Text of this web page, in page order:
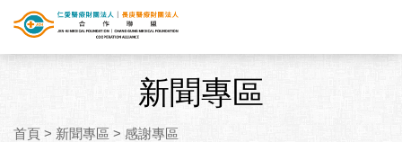
新聞專區
首頁 > 新聞專區 > 感謝專區